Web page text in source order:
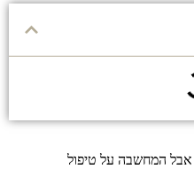
אבל המחשבה על טיפול